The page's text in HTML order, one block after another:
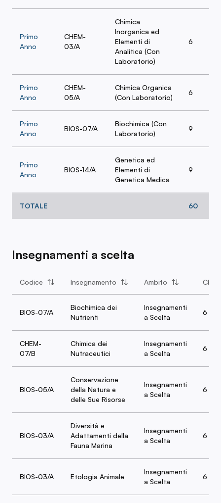
Primo
Anno
CHEM-
03/A
Chimica
Inorganica ed
Elementi di
Analitica (Con
Laboratorio)
6
Primo
Anno
CHEM-
05/A
Chimica Organica
(Con Laboratorio)
6
Primo
Anno
BIOS-07/A
Biochimica (Con
Laboratorio)
9
Primo
Anno
BIOS-14/A
Genetica ed
Elementi di
Genetica Medica
9
TOTALE 60
Insegnamenti a scelta
Codice Insegnamento Ambito CFU
BIOS-07/A
Biochimica dei
Nutrienti
Insegnamenti
a Scelta
6
CHEM-
07/B
Chimica dei
Nutraceutici
Insegnamenti
a Scelta
6
BIOS-05/A
Conservazione
della Natura e
delle Sue Risorse
Insegnamenti
a Scelta
6
BIOS-03/A
Diversità e
Adattamenti della
Fauna Marina
Insegnamenti
a Scelta
6
BIOS-03/A Etologia Animale
Insegnamenti
a Scelta
6